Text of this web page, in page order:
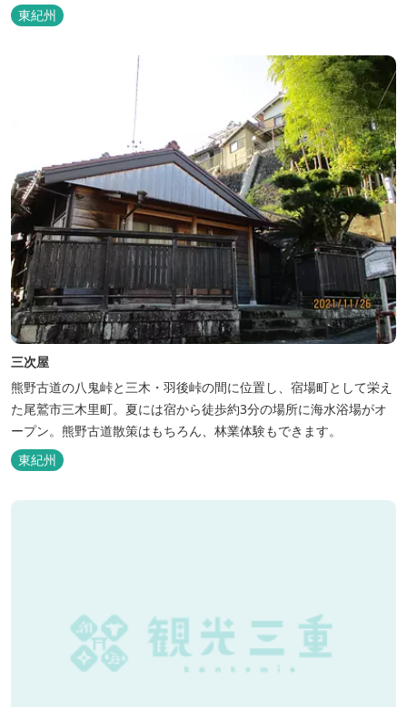
東紀州
三次屋
熊野古道の八鬼峠と三木・羽後峠の間に位置し、宿場町として栄え
た尾鷲市三木里町。夏には宿から徒歩約3分の場所に海水浴場がオ
ープン。熊野古道散策はもちろん、林業体験もできます。
東紀州